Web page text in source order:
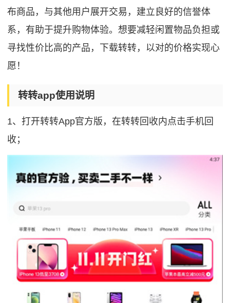
布商品，与其他用户展开交易，建立良好的信誉体
系，有助于提升购物体验。想要减轻闲置物品负担或
寻找性价比高的产品，下载转转，以对的价格实现心
愿！
转转app使用说明
1、打开转转App官方版，在转转回收内点击手机回
收；